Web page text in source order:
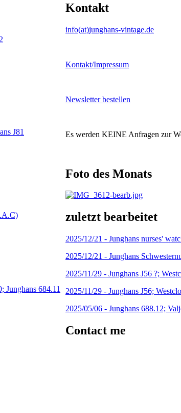
J81
Junghans 684.11
Kontakt
info(at)junghans-vintage.de
Kontakt/Impressum
Newsletter bestellen
Es werden KEINE Anfragen zur
Foto des Monats
zuletzt bearbeitet
2025/12/21 - Junghans nurses'
2025/12/21 - Junghans
2025/11/29 - Junghans J56 ?;
2025/11/29 - Junghans J56;
2025/05/06 - Junghans 688.12;
Contact me